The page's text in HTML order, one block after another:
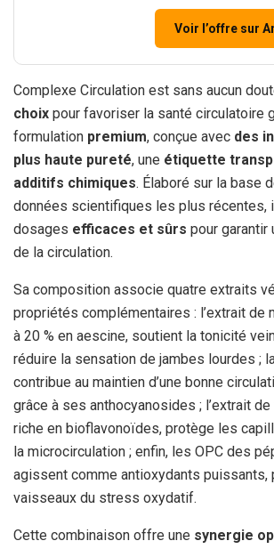
Voir l’offre sur
Complexe Circulation est sans aucun
choix pour favoriser la santé circulatoire
formulation premium, conçue avec des
plus haute pureté, une étiquette
additifs chimiques. Élaboré sur la base
données scientifiques les plus récentes,
dosages efficaces et sûrs pour garantir
de la circulation.
Sa composition associe quatre extraits
propriétés complémentaires : l’extrait de
à 20 % en aescine, soutient la tonicité
réduire la sensation de jambes lourdes ;
contribue au maintien d’une bonne
grâce à ses anthocyanosides ; l’extrait de
riche en bioflavonoïdes, protège les
la microcirculation ; enfin, les OPC des
agissent comme antioxydants puissants,
vaisseaux du stress oxydatif.
Cette combinaison offre une synergie